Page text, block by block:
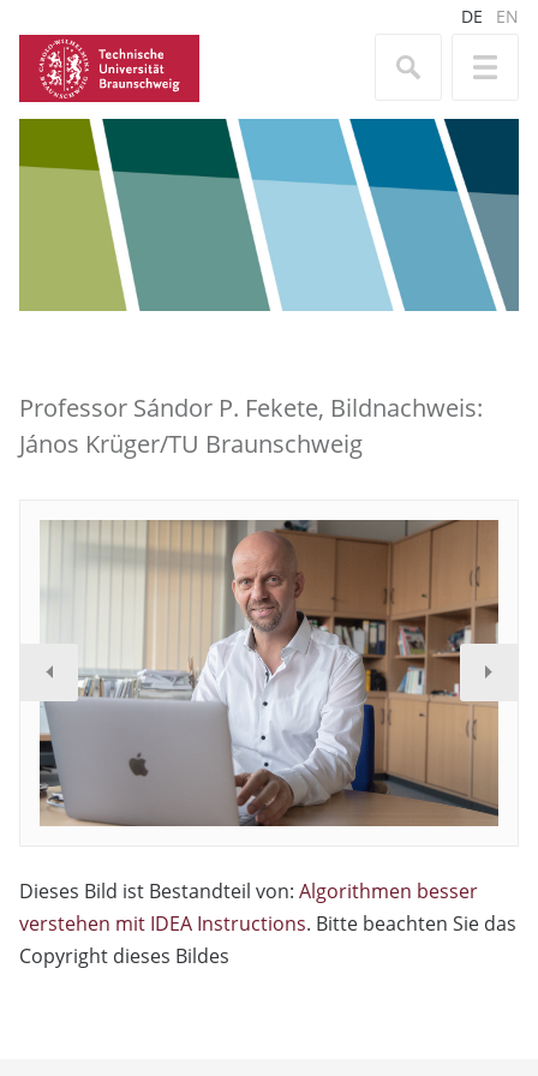
DE EN
Professor Sándor P. Fekete, Bildnachweis:
János Krüger/TU Braunschweig
Dieses Bild ist Bestandteil von: Algorithmen besser
verstehen mit IDEA Instructions. Bitte beachten Sie das
Copyright dieses Bildes